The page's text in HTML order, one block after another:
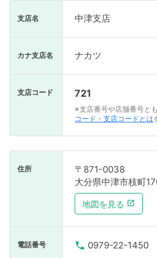
支店名 中津支店
カナ支店名 ナカツ
支店コード 721
※支店番号や店舗番号と
コード・支店コードとは
住所
〒871-0038
大分県中津市枝町
地図を見る
電話番号 0979-22-1450